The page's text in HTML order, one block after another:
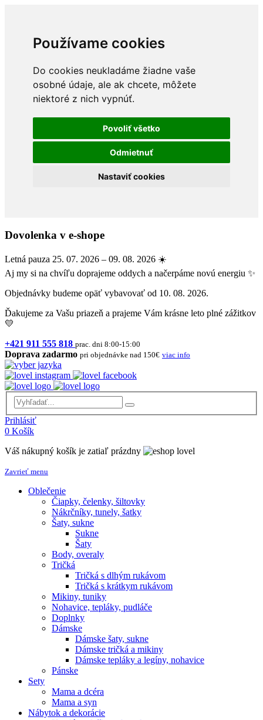
Používame cookies
Do cookies neukladáme žiadne vaše
osobné údaje, ale ak chcete, môžete
niektoré z nich vypnúť.
Povoliť všetko
Odmietnuť
Nastaviť cookies
Dovolenka v e-shope
Letná pauza 25. 07. 2026 – 09. 08. 2026 ☀️
Aj my si na chvíľu doprajeme oddych a načerpáme novú energiu ✨
Objednávky budeme opäť vybavovať od 10. 08. 2026.
Ďakujeme za Vašu priazeň a prajeme Vám krásne leto plné zážitkov
💛
+421 911 555 818 prac. dni 8:00-15:00
Doprava zadarmo pri objednávke nad 150€ viac info
Prihlásiť
0 Košík
Váš nákupný košík je zatiaľ prázdny
Zavrieť menu
Oblečenie
Čiapky, čelenky, šiltovky
Nákrčníky, tunely, šatky
Šaty, sukne
Sukne
Šaty
Body, overaly
Tričká
Tričká s dlhým rukávom
Tričká s krátkym rukávom
Mikiny, tuniky
Nohavice, tepláky, pudláče
Doplnky
Dámske
Dámske šaty, sukne
Dámske tričká a mikiny
Dámske tepláky a legíny, nohavice
Pánske
Sety
Mama a dcéra
Mama a syn
Nábytok a dekorácie